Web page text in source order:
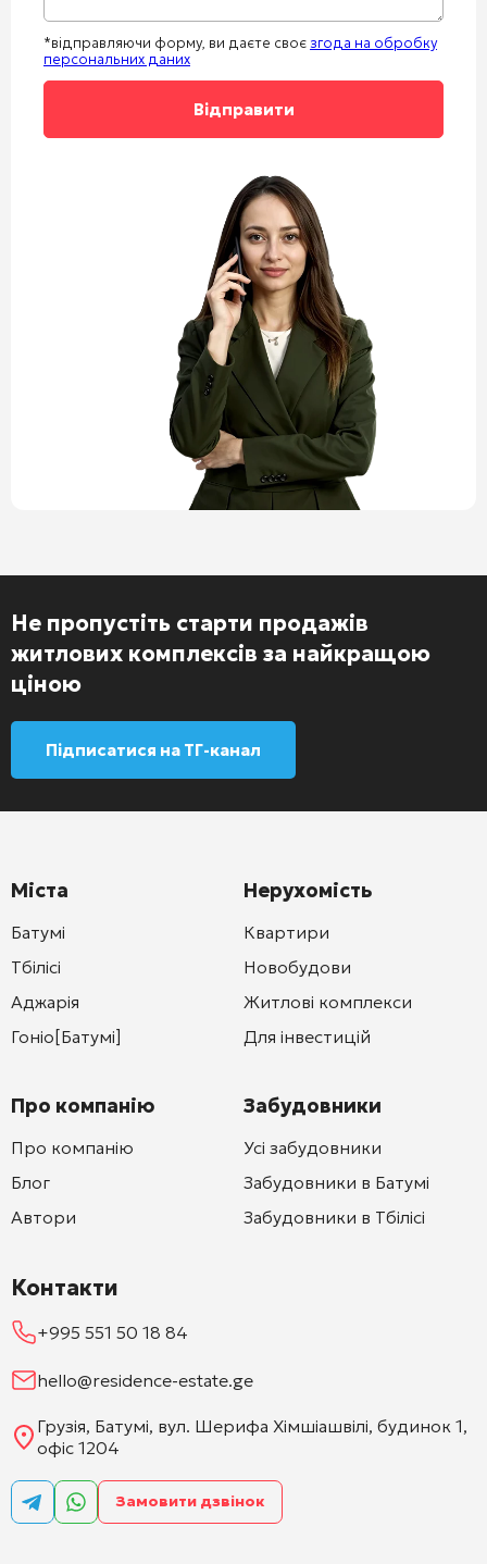
*відправляючи форму, ви даєте своє згода на обробку
персональних даних
Не пропустіть старти продажів
житлових комплексів за найкращою
ціною
Підписатися на ТГ-канал
Міста
Батумі
Тбілісі
Аджарія
Гоніо[Батумі]
Про компанію
Про компанію
Блог
Автори
Нерухомість
Квартири
Новобудови
Житлові комплекси
Для інвестицій
Забудовники
Усі забудовники
Забудовники в Батумі
Забудовники в Тбілісі
Контакти
+995 551 50 18 84
hello@residence-estate.ge
Грузія, Батумі, вул. Шерифа Хімшіашвілі, будинок 1,
офіс 1204
Замовити дзвінок